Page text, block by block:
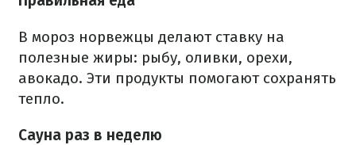
В мороз норвежцы делают ставку на
полезные жиры: рыбу, оливки, орехи,
авокадо. Эти продукты помогают сохранять
тепло.
Сауна раз в неделю